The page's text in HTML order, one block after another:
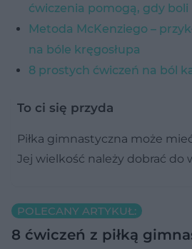
ćwiczenia pomogą, gdy boli
Metoda McKenziego –
na bóle kręgosłupa
8 prostych ćwiczeń na ból
To ci się przyda
Piłka gimnastyczna może
Jej wielkość należy dobrać do
POLECANY ARTYKUŁ:
8 ćwiczeń z piłką